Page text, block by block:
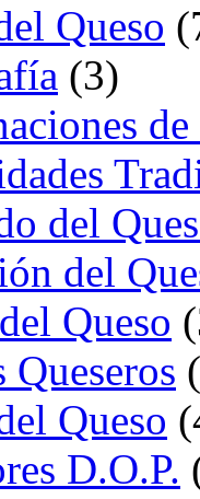
Queso
(3)
del
del
Queso
Queseros
Queso
D.O.P.